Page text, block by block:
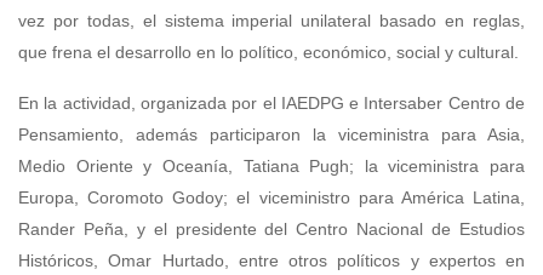
vez por todas, el sistema imperial unilateral basado en reglas,
que frena el desarrollo en lo político, económico, social y cultural.
En la actividad, organizada por el IAEDPG e Intersaber Centro de
Pensamiento, además participaron la viceministra para Asia,
Medio Oriente y Oceanía, Tatiana Pugh; la viceministra para
Europa, Coromoto Godoy; el viceministro para América Latina,
Rander Peña, y el presidente del Centro Nacional de Estudios
Históricos, Omar Hurtado, entre otros políticos y expertos en